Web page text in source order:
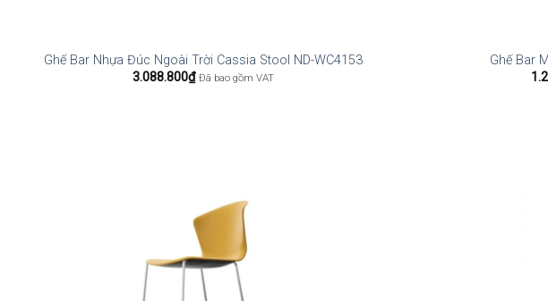
Ghế Bar Nhựa Đúc Ngoài Trời Cassia Stool ND-WC4153
3.088.800₫ Đã bao gồm VAT
Ghế Bar